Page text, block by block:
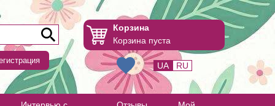
Корзина
Корзина пуста
UA RU